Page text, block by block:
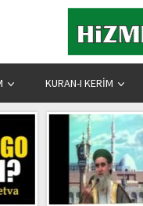
KURAN-I KERIM